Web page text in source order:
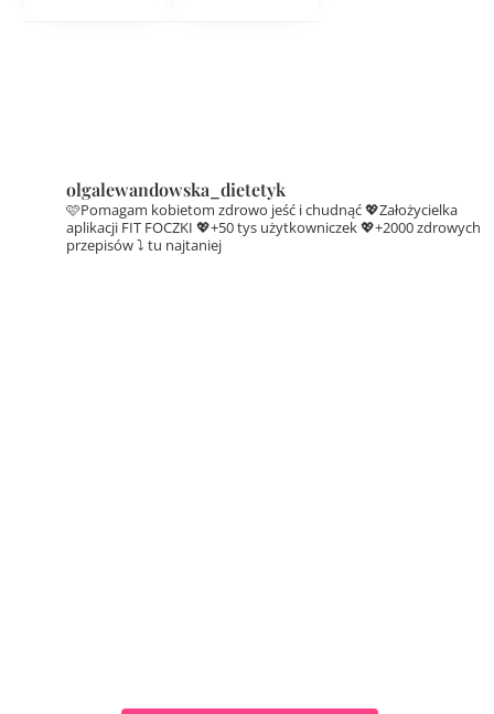
olgalewandowska_dietetyk
🩷Pomagam kobietom zdrowo jeść i chudnąć💖Założycielka
aplikacji FIT FOCZKI 💖+50 tys użytkowniczek💖+2000 zdrowych
przepisów ⤵️ tu najtaniej